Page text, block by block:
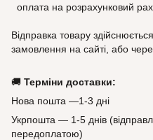
оплата на розрахунковий
Відправка товару
замовлення на сайті, або
🚚 Терміни доставки:
Нова пошта —1-3 дні
Укрпошта — 1-5 днів
передоплатою)